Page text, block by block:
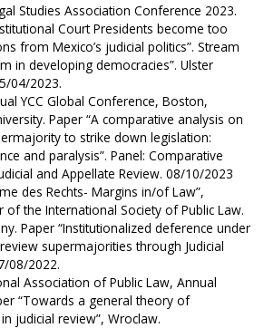
Studies Association Conference 2023.
Court Presidents become too
from Mexico’s judicial politics”. Stream
in developing democracies”. Ulster
04/2023.
YCC Global Conference, Boston,
Paper “A comparative analysis on
to strike down legislation:
and paralysis”. Panel: Comparative
and Appellate Review. 08/10/2023
des Rechts- Margins in/of Law”,
of the International Society of Public Law.
Paper “Institutionalized deference under
supermajorities through Judicial
08/2022.
Association of Public Law, Annual
“Towards a general theory of
judicial review”, Wroclaw.